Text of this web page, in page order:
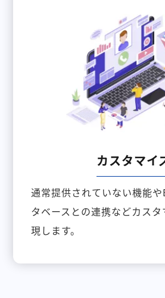
カスタマイ
通常提供されていない機能
タベースとの連携などカス
現します。